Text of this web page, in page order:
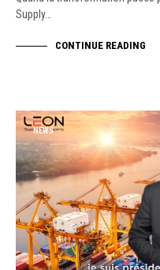
Supply…
CONTINUE READING
NEWS